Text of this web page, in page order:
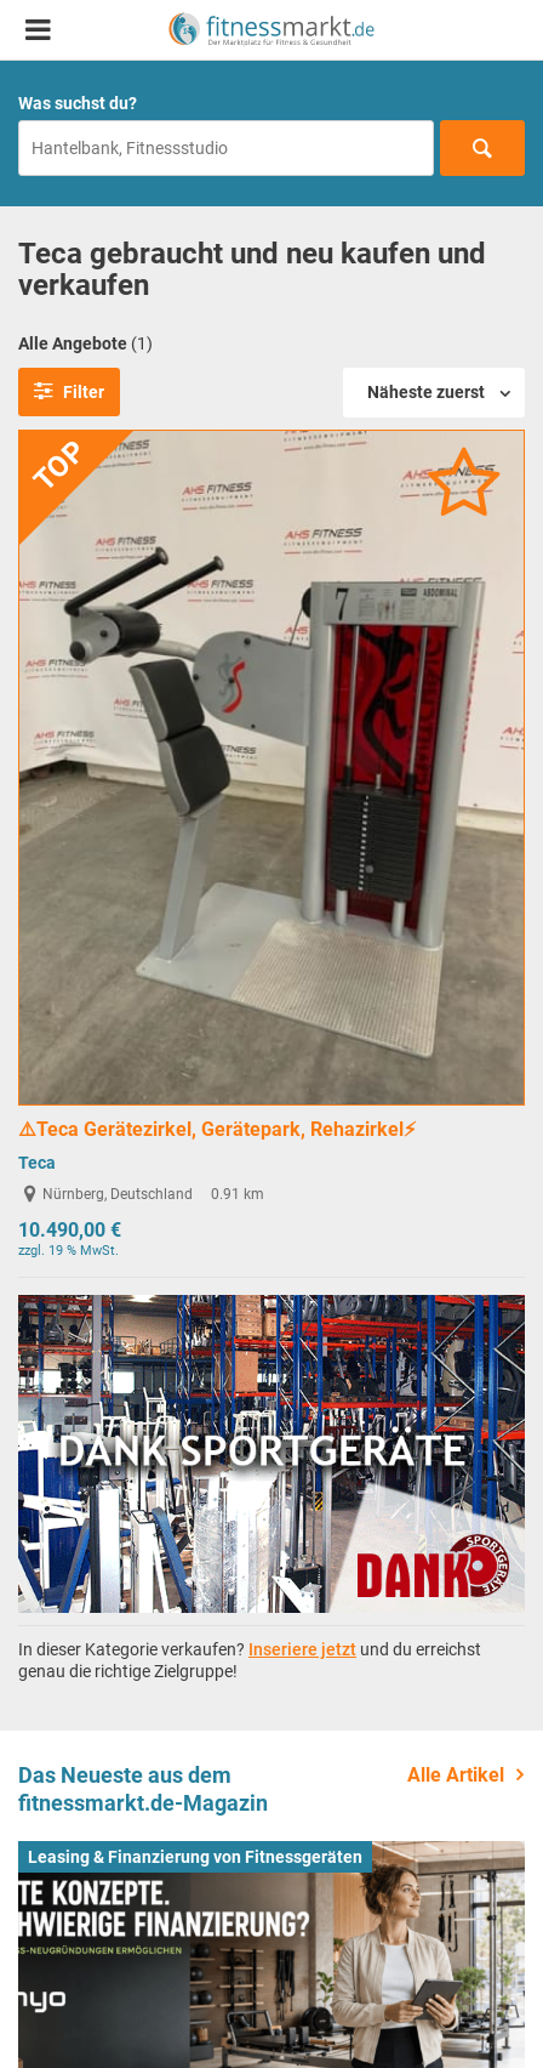
Was suchst du?
Teca gebraucht und neu kaufen und
verkaufen
Alle Angebote (1)
Filter Näheste zuerst
TOP
⚠️Teca Gerätezirkel, Gerätepark, Rehazirkel⚡️
Teca
Nürnberg, Deutschland 0.91 km
10.490,00 €
zzgl. 19 % MwSt.
In dieser Kategorie verkaufen? Inseriere jetzt und du erreichst
genau die richtige Zielgruppe!
Das Neueste aus dem
fitnessmarkt.de-Magazin
Alle Artikel
Leasing & Finanzierung von Fitnessgeräten